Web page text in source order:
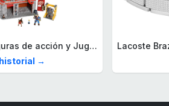
Mega Fallout Figuras de acción y Juguetes de construcción, Parada de Camiones Red Rocket con 824 Piezas, 2 Personajes articulados y Accesorios, para coleccionistas, HXT00
→